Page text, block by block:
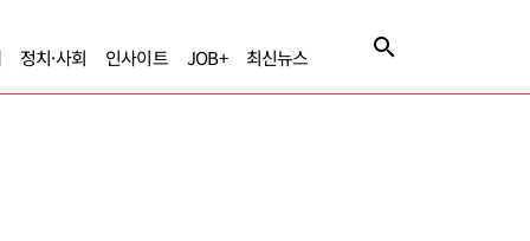
정치·사회 인사이트 JOB+ 최신뉴스